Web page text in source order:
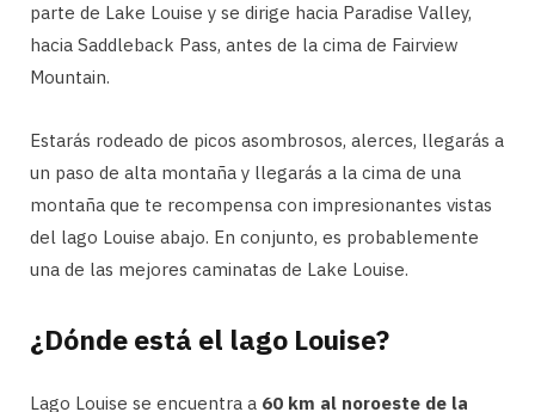
parte de Lake Louise y se dirige hacia Paradise Valley,
hacia Saddleback Pass, antes de la cima de Fairview
Mountain.
Estarás rodeado de picos asombrosos, alerces, llegarás a
un paso de alta montaña y llegarás a la cima de una
montaña que te recompensa con impresionantes vistas
del lago Louise abajo. En conjunto, es probablemente
una de las mejores caminatas de Lake Louise.
¿Dónde está el lago Louise?
Lago Louise se encuentra a 60 km al noroeste de la